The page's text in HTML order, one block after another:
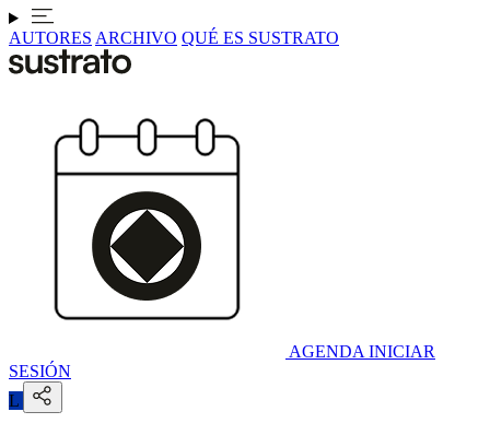
AUTORES ARCHIVO QUÉ ES SUSTRATO
AGENDA INICIAR
SESIÓN
L